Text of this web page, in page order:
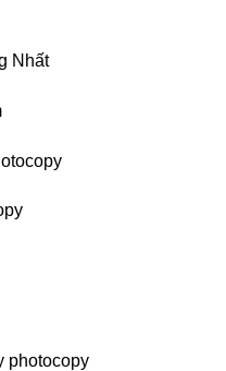
Nhất
photocopy